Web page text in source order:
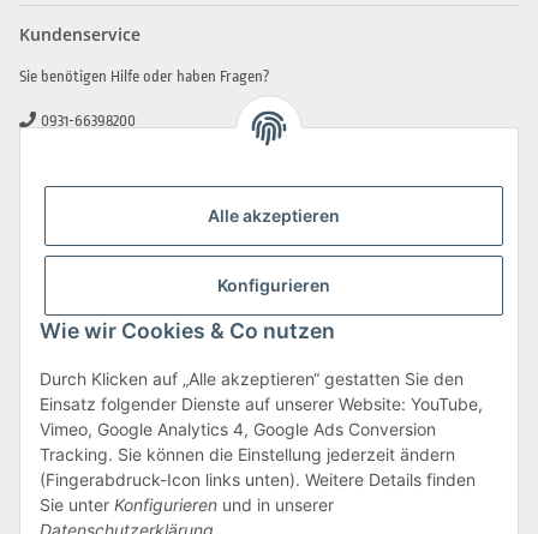
Alle akzeptieren
Konfigurieren
Wie wir Cookies & Co nutzen
Durch Klicken auf „Alle akzeptieren“ gestatten Sie den
Einsatz folgender Dienste auf unserer Website: YouTube,
Vimeo, Google Analytics 4, Google Ads Conversion
Tracking. Sie können die Einstellung jederzeit ändern
(Fingerabdruck-Icon links unten). Weitere Details finden
Sie unter Konfigurieren und in unserer
Datenschutzerklärung
Kundenservice
Sie benötigen Hilfe oder haben Fragen?
0931-66398200
info@beamerlampe-guenstiger.de
Sicher Einkaufen